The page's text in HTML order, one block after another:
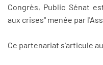
Congrès, Public Sénat
aux crises" menée par
Ce partenariat s'articule